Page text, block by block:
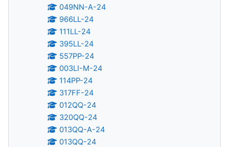
049NN-A-24
966LL-24
111LL-24
395LL-24
557PP-24
003LI-M-24
114PP-24
317FF-24
012QQ-24
320QQ-24
013QQ-A-24
013QQ-24